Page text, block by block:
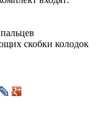
скобки колодок